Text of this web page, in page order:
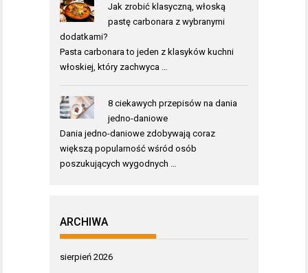
Jak zrobić klasyczną, włoską
pastę carbonara z wybranymi
dodatkami?
Pasta carbonara to jeden z klasyków kuchni
włoskiej, który zachwyca …
8 ciekawych przepisów na dania
jedno-daniowe
Dania jedno-daniowe zdobywają coraz
większą popularność wśród osób
poszukujących wygodnych …
ARCHIWA
sierpień 2026